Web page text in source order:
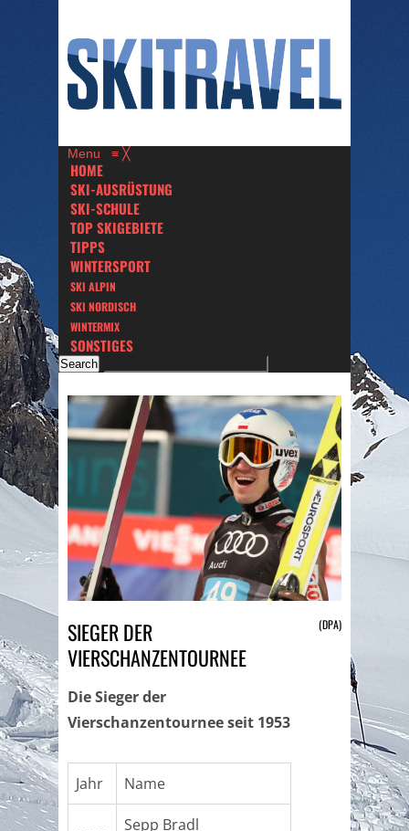
Menu ≡ ╳
HOME
SKI-AUSRÜSTUNG
SKI-SCHULE
TOP SKIGEBIETE
TIPPS
WINTERSPORT
SKI ALPIN
SKI NORDISCH
WINTERMIX
SONSTIGES
SIEGER DER
VIERSCHANZENTOURNEE
(DPA)
Die Sieger der
Vierschanzentournee seit 1953
Jahr Name
Sepp Bradl